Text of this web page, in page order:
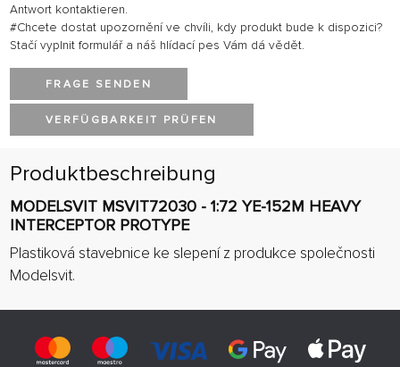
Antwort kontaktieren.
#Chcete dostat upozornění ve chvíli, kdy produkt bude k dispozici?
Stačí vyplnit formulář a náš hlídací pes Vám dá vědět.
FRAGE SENDEN
VERFÜGBARKEIT PRÜFEN
Produktbeschreibung
MODELSVIT MSVIT72030 - 1:72 YE-152M HEAVY
INTERCEPTOR PROTYPE
Plastiková stavebnice ke slepení z produkce společnosti
Modelsvit.